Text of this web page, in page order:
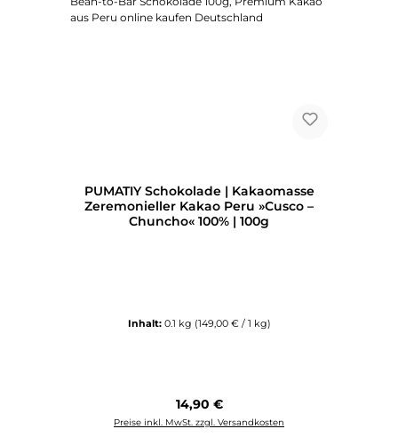
PUMATIY Schokolade | Kakaomasse
Zeremonieller Kakao Peru »Cusco –
Chuncho« 100% | 100g
Inhalt: 0.1 kg (149,00 € / 1 kg)
Regulärer Preis:
14,90 €
Preise inkl. MwSt. zzgl. Versandkosten